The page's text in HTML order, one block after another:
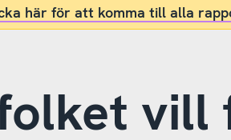
här för att komma till alla
vill